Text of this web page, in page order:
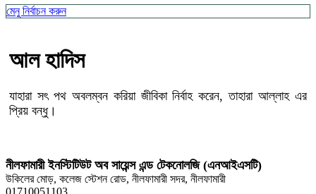
মেনু নির্বাচন করুন
আল হাদিস
যাহারা সৎ পথ অবলম্বন করিয়া জীবিকা নির্বাহ করেন, তাহারা আল্লাহ এর
প্রিয় বন্ধু।
নীলফামারী ইনস্টিটিউট অব সায়েন্স এন্ড টেকনোলজি (এনআইএসটি)
উকিলের মোড়, কলেজ স্টেশন রোড, নীলফামারী সদর, নীলফামারী
01710051103